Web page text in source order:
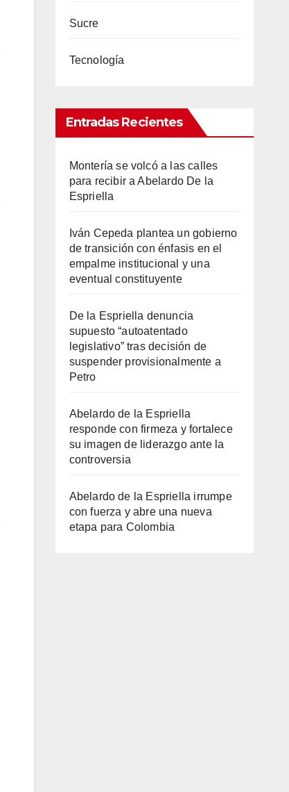
Sucre
Tecnología
Entradas Recientes
Montería se volcó a las calles
para recibir a Abelardo De la
Espriella
Iván Cepeda plantea un gobierno
de transición con énfasis en el
empalme institucional y una
eventual constituyente
De la Espriella denuncia
supuesto “autoatentado
legislativo” tras decisión de
suspender provisionalmente a
Petro
Abelardo de la Espriella
responde con firmeza y fortalece
su imagen de liderazgo ante la
controversia
Abelardo de la Espriella irrumpe
con fuerza y abre una nueva
etapa para Colombia